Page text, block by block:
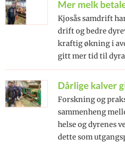
Mer melk
Kjosås samdrift
drift og bedre
kraftig økning i
gitt mer tid til
Dårlige kalver
Forskning og
sammenheng
helse og dyrenes
dette som